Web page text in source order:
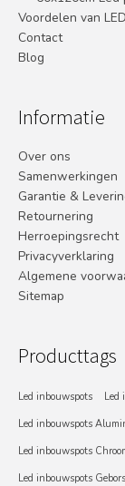
Voordelen van LED
Contact
Blog
Informatie
Over ons
Samenwerkingen
Garantie &
Retournering
Herroepingsrecht
Privacyverklaring
Algemene
Sitemap
Producttags
Led inbouwspots Led
Led inbouwspots
Led inbouwspots
Led inbouwspots